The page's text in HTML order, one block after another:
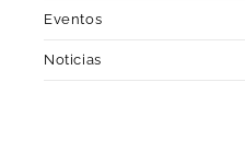
Eventos
Noticias